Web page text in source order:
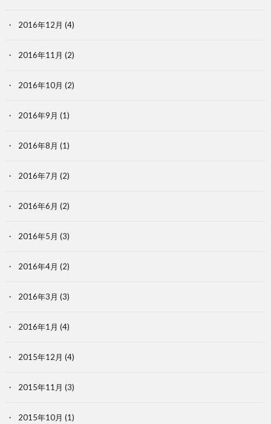
2016年12月 (4)
2016年11月 (2)
2016年10月 (2)
2016年9月 (1)
2016年8月 (1)
2016年7月 (2)
2016年6月 (2)
2016年5月 (3)
2016年4月 (2)
2016年3月 (3)
2016年1月 (4)
2015年12月 (4)
2015年11月 (3)
2015年10月 (1)